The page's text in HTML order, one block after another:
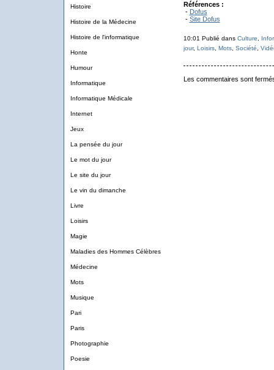
Histoire
Histoire de la Médecine
Histoire de l'informatique
Honte
Humour
Informatique
Informatique Médicale
Internet
Jeux
La pensée du jour
Le mot du jour
Le site du jour
Le vin du dimanche
Livre
Loisirs
Magie
Maladies des Hommes Célèbres
Médecine
Mots
Musique
Pari
Paris
Photographie
Poesie
Références :
- Dofus
- Site Dofus
10:01 Publié dans Culture
jour, Loisirs, Mots, Société
Les commentaires sont